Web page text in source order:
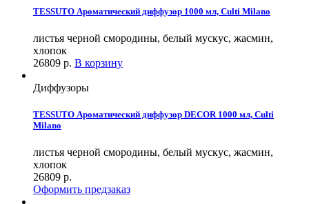
TESSUTO Ароматический диффузор 1000 мл, Culti Milano
листья черной смородины, белый мускус, жасмин,
хлопок
26809 р. В корзину
Диффузоры
TESSUTO Ароматический диффузор DECOR 1000 мл, Culti
Milano
листья черной смородины, белый мускус, жасмин,
хлопок
26809 р.
Оформить предзаказ